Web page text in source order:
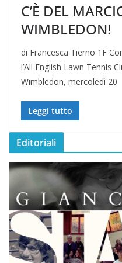
C’È DEL
WIMBLEDON!
di Francesca Tierno 1F
l’All English Lawn Tennis
Wimbledon, mercoledì 20
Leggi tutto
Editoriali